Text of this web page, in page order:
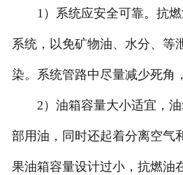
1）系统应安全可靠。抗燃
系统，以免矿物油、水分、等
染。系统管路中尽量减少死角
2）油箱容量大小适宜，油
部用油，同时还起着分离空气
果油箱容量设计过小，抗燃油